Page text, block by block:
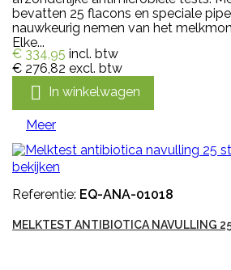
bevatten 25 flacons en speciale
nauwkeurig nemen van het
Elke...
€ 334,95 incl. btw
€ 276,82 excl. btw
 In winkelwagen
Meer
bekijken
Referentie: EQ-ANA-01018
MELKTEST ANTIBIOTICA NAVULLING